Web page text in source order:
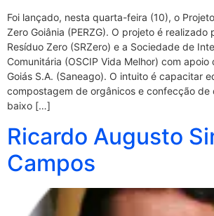
Foi lançado, nesta quarta-feira (10), o
Zero Goiânia (PERZG). O projeto é realizado
Resíduo Zero (SRZero) e a Sociedade de
Comunitária (OSCIP Vida Melhor) com
Goiás S.A. (Saneago). O intuito é capacitar
compostagem de orgânicos e confecção de
baixo […]
Ricardo Augusto
Campos